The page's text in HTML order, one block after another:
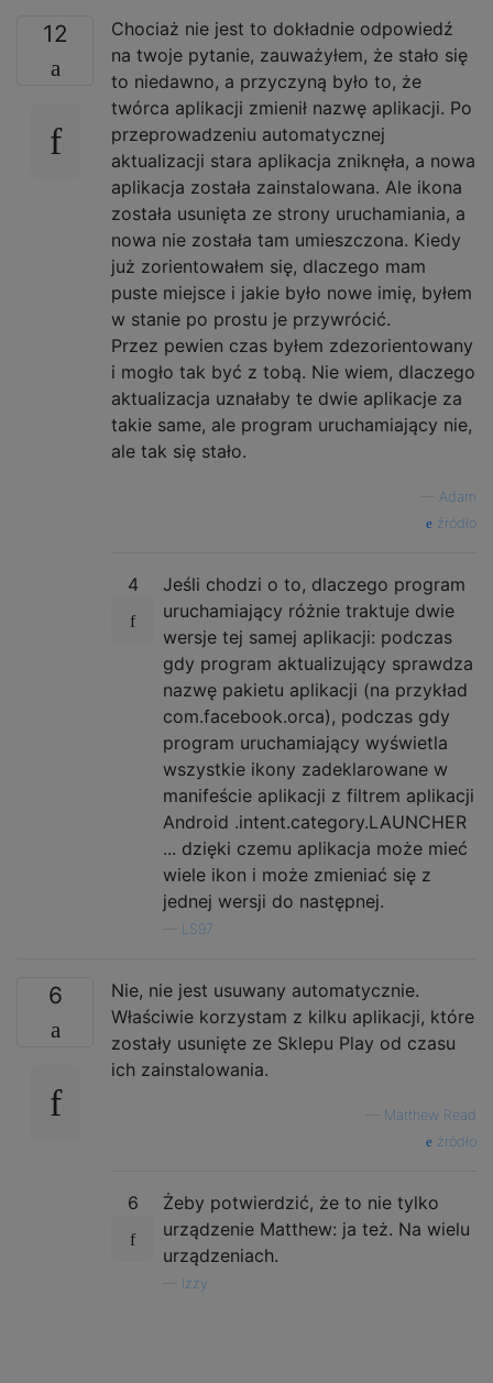
12
Chociaż nie jest to dokładnie odpowiedź
na twoje pytanie, zauważyłem, że stało się
to niedawno, a przyczyną było to, że
twórca aplikacji zmienił nazwę aplikacji. Po
przeprowadzeniu automatycznej
aktualizacji stara aplikacja zniknęła, a nowa
aplikacja została zainstalowana. Ale ikona
została usunięta ze strony uruchamiania, a
nowa nie została tam umieszczona. Kiedy
już zorientowałem się, dlaczego mam
puste miejsce i jakie było nowe imię, byłem
w stanie po prostu je przywrócić.
Przez pewien czas byłem zdezorientowany
i mogło tak być z tobą. Nie wiem, dlaczego
aktualizacja uznałaby te dwie aplikacje za
takie same, ale program uruchamiający nie,
ale tak się stało.
Adam
źródło
4
Jeśli chodzi o to, dlaczego program
uruchamiający różnie traktuje dwie
wersje tej samej aplikacji: podczas
gdy program aktualizujący sprawdza
nazwę pakietu aplikacji (na przykład
com.facebook.orca), podczas gdy
program uruchamiający wyświetla
wszystkie ikony zadeklarowane w
manifeście aplikacji z filtrem aplikacji
Android .intent.category.LAUNCHER
... dzięki czemu aplikacja może mieć
wiele ikon i może zmieniać się z
jednej wersji do następnej.
LS97
6
Nie, nie jest usuwany automatycznie.
Właściwie korzystam z kilku aplikacji, które
zostały usunięte ze Sklepu Play od czasu
ich zainstalowania.
Matthew Read
źródło
6
Żeby potwierdzić, że to nie tylko
urządzenie Matthew: ja też. Na wielu
urządzeniach.
Izzy